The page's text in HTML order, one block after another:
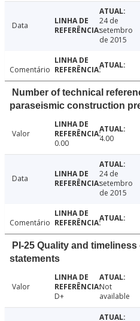
Data
24 de
setembro
de 2015
Comentário
Number of technical
paraseismic construction
Valor
0.00
4.00
Data
24 de
setembro
de 2015
Comentário
PI-25 Quality and
statements
Valor
D+
Not
available